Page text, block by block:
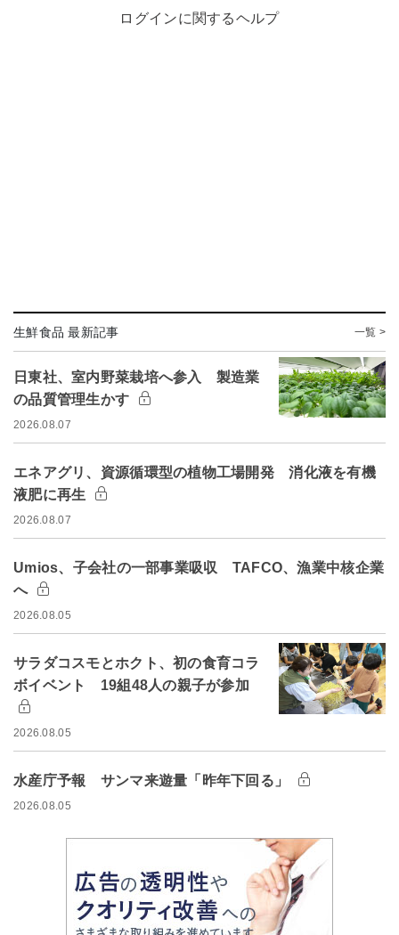
ログインに関するヘルプ
生鮮食品 最新記事 一覧 >
日東社、室内野菜栽培へ参入 製造業
の品質管理生かす
2026.08.07
エネアグリ、資源循環型の植物工場開発 消化液を有機
液肥に再生
2026.08.07
Umios、子会社の一部事業吸収 TAFCO、漁業中核企業
へ
2026.08.05
サラダコスモとホクト、初の食育コラ
ボイベント 19組48人の親子が参加
2026.08.05
水産庁予報 サンマ来遊量「昨年下回る」
2026.08.05